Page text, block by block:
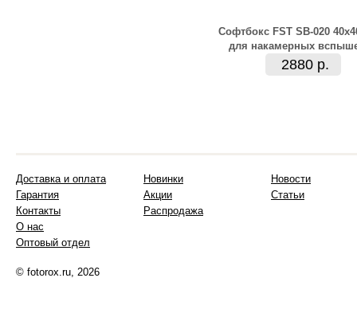
Софтбокс FST SB-020
для накамерных
2880 р.
Доставка и оплата
Гарантия
Контакты
О нас
Оптовый отдел
Новинки
Акции
Распродажа
Новости
Статьи
© fotorox.ru, 2026